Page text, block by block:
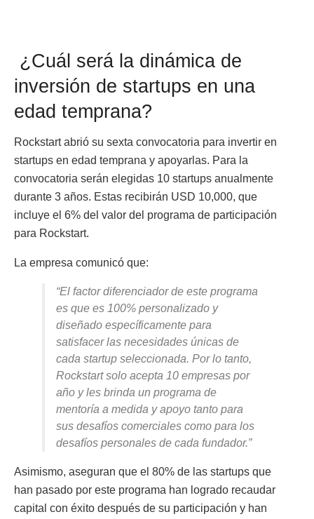
¿Cuál será la dinámica de
inversión de startups en una
edad temprana?
Rockstart abrió su sexta convocatoria para invertir en
startups en edad temprana y apoyarlas. Para la
convocatoria serán elegidas 10 startups anualmente
durante 3 años. Estas recibirán USD 10,000, que
incluye el 6% del valor del programa de participación
para Rockstart.
La empresa comunicó que:
“El factor diferenciador de este programa
es que es 100% personalizado y
diseñado específicamente para
satisfacer las necesidades únicas de
cada startup seleccionada. Por lo tanto,
Rockstart solo acepta 10 empresas por
año y les brinda un programa de
mentoría a medida y apoyo tanto para
sus desafíos comerciales como para los
desafíos personales de cada fundador.”
Asimismo, aseguran que el 80% de las startups que
han pasado por este programa han logrado recaudar
capital con éxito después de su participación y han